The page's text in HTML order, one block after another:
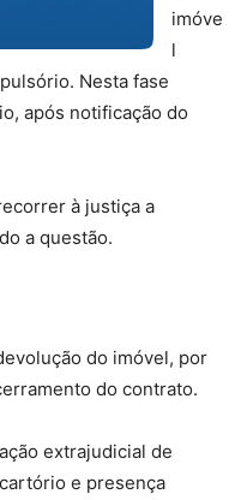
imóve
l
Nesta fase
após notificação do
à justiça a
a questão.
do imóvel, por
do contrato.
extrajudicial de
e presença